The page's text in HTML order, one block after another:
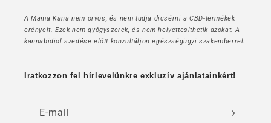
A Mama Kana nem orvos, és nem tudja dicsérni a CBD-termékek
erényeit. Ezek nem gyógyszerek, és nem helyettesíthetik azokat. A
kannabidiol szedése előtt konzultáljon egészségügyi szakemberrel.
Iratkozzon fel hírlevelünkre exkluzív ajánlatainkért!
E-mail